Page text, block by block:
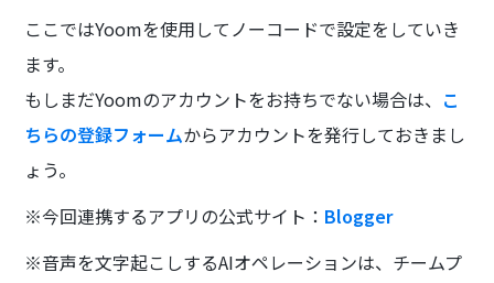
ここではYoomを使用してノーコードで設定をしていき
ます。
もしまだYoomのアカウントをお持ちでない場合は、 こ
ちらの登録フォームからアカウントを発行しておきまし
ょう。
※今回連携するアプリの公式サイト： Blogger
※音声を文字起こしするAIオペレーションは、チームプ